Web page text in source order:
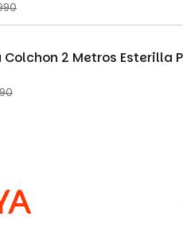
2 Metros Esterilla